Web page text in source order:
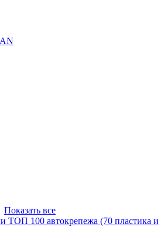
Показать все
ТОП 100 автокрепежа (70 пластика и